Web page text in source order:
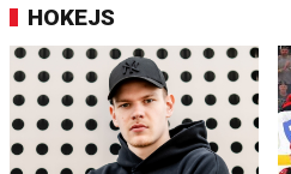
HOKEJS